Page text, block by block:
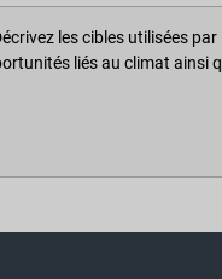
les cibles utilisées
liés au climat ainsi